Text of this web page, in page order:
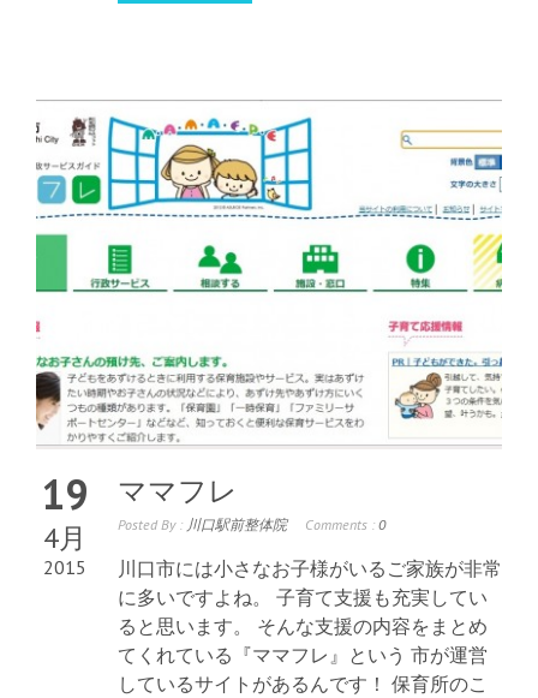
19
4月
2015
ママフレ
Posted By : 川口駅前整体院 Comments : 0
川口市には小さなお子様がいるご家族が非常
に多いですよね。 子育て支援も充実してい
ると思います。 そんな支援の内容をまとめ
てくれている『ママフレ』という 市が運営
しているサイトがあるんです！ 保育所のこ